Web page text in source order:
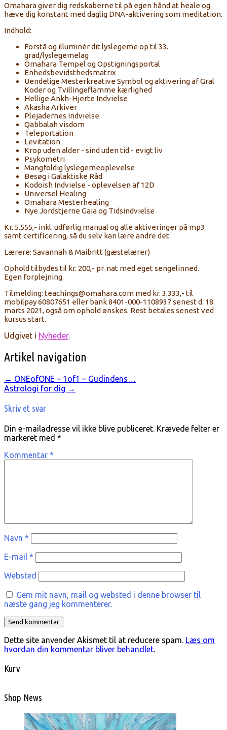
Omahara giver dig redskaberne til på egen hånd at heale og
hæve dig konstant med daglig DNA-aktivering som meditation.
Indhold:
Forstå og illuminér dit lyslegeme op til 33.
grad/lyslegemelag
Omahara Tempel og Opstigningsportal
Enhedsbevidsthedsmatrix
Uendelige Mesterkreative Symbol og aktivering af Gral
Koder og Tvillingeflamme kærlighed
Hellige Ankh-Hjerte Indvielse
Akasha Arkiver
Plejadernes Indvielse
Qabbalah visdom
Teleportation
Levitation
Krop uden alder - sind uden tid - evigt liv
Psykometri
Mangfoldig lyslegemeoplevelse
Besøg i Galaktiske Råd
Kodoish Indvielse - oplevelsen af 12D
Universel Healing
Omahara Mesterhealing
Nye Jordstjerne Gaia og Tidsindvielse
Kr. 5.555,- inkl. udførlig manual og alle aktiveringer på mp3
samt certificering, så du selv kan lære andre det.
Lærere: Savannah & Maibritt (gæstelærer)
Ophold tilbydes til kr. 200,- pr. nat med eget sengelinned.
Egen forplejning.
Tilmelding: teachings@omahara.com med kr. 3.333,- til
mobilpay 60807651 eller bank 8401-000-1108937 senest d. 18.
marts 2021, også om ophold ønskes. Rest betales senest ved
kursus start.
Udgivet i Nyheder.
Artikel navigation
← ONEofONE – 1of1 – Gudindens…
Astrologi for dig →
Skriv et svar
Din e-mailadresse vil ikke blive publiceret. Krævede felter er
markeret med *
Kommentar *
Navn *
E-mail *
Websted
Gem mit navn, mail og websted i denne browser til
næste gang jeg kommenterer.
Dette site anvender Akismet til at reducere spam. Læs om
hvordan din kommentar bliver behandlet.
Kurv
Shop News